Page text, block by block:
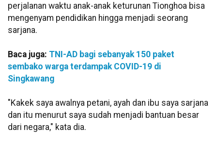
perjalanan waktu anak-anak keturunan Tionghoa bisa
mengenyam pendidikan hingga menjadi seorang
sarjana.
Baca juga: TNI-AD bagi sebanyak 150 paket
sembako warga terdampak COVID-19 di
Singkawang
"Kakek saya awalnya petani, ayah dan ibu saya sarjana
dan itu menurut saya sudah menjadi bantuan besar
dari negara," kata dia.